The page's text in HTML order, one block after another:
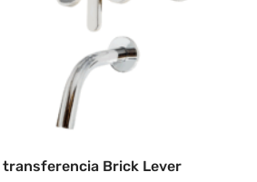
transferencia Brick Lever